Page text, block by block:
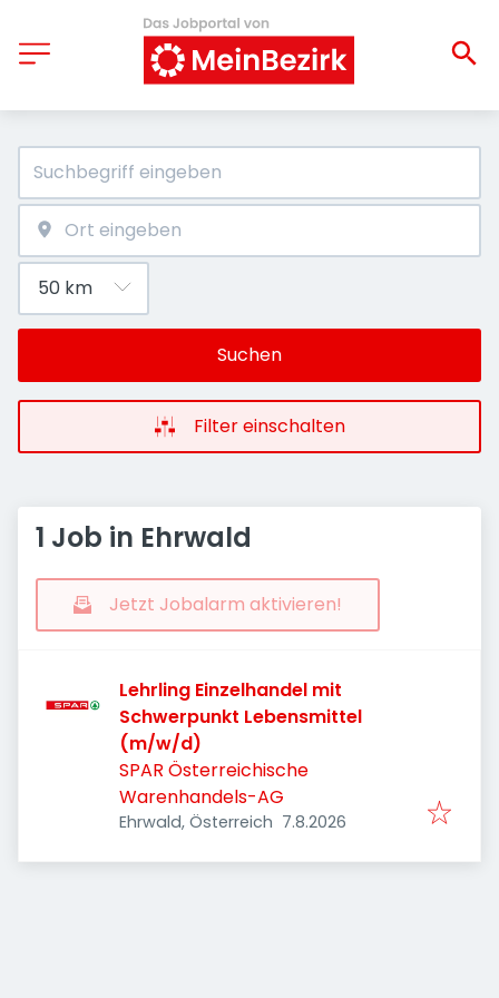
Suchen
Filter einschalten
1 Job in Ehrwald
Jetzt Jobalarm aktivieren!
Lehrling Einzelhandel mit
Schwerpunkt Lebensmittel
(m/w/d)
SPAR Österreichische
Warenhandels-AG
Ehrwald, Österreich Veröffentlicht
7.8.2026